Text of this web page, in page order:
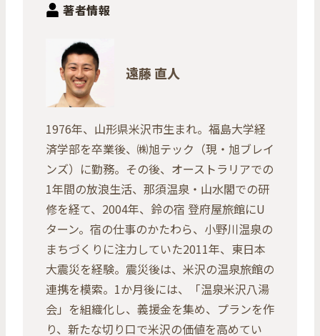
著者情報
遠藤 直人
1976年、山形県米沢市生まれ。福島大学経
済学部を卒業後、㈱旭テック（現・旭ブレイ
ンズ）に勤務。その後、オーストラリアでの
1年間の放浪生活、那須温泉・山水閣での研
修を経て、2004年、鈴の宿 登府屋旅館にU
ターン。宿の仕事のかたわら、小野川温泉の
まちづくりに注力していた2011年、東日本
大震災を経験。震災後は、米沢の温泉旅館の
連携を模索。1か月後には、「温泉米沢八湯
会」を組織化し、義援金を集め、プランを作
り、新たな切り口で米沢の価値を高めてい